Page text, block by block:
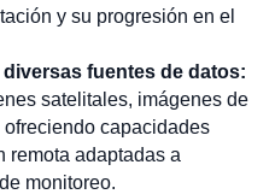
y su progresión en el
fuentes de datos:
satelitales, imágenes de
capacidades
remota adaptadas a
monitoreo.